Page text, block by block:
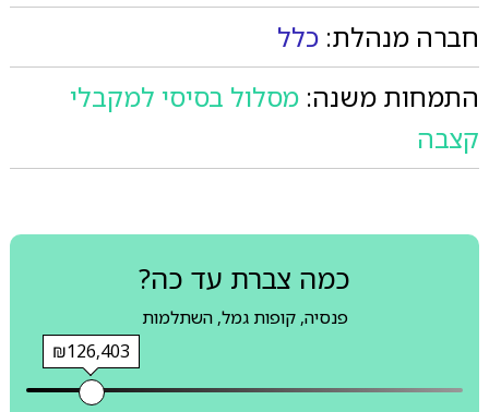
חברה מנהלת: כלל
התמחות משנה: מסלול בסיסי למקבלי
קצבה
כמה צברת עד כה?
פנסיה, קופות גמל, השתלמות
₪126,403